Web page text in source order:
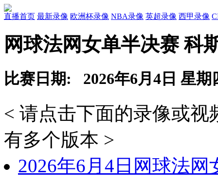
直播首页 最新录像 欧洲杯录像 NBA录像 英超录像 西甲录像
网球法网女单半决赛 科
比赛日期: 2026年6月4日 星期
< 请点击下面的录像或
有多个版本 >
2026年6月4日网球法